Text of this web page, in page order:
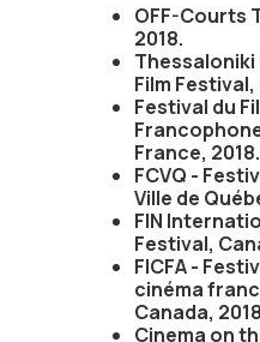
OFF-Courts
2018.
Film
Festival du
France, 2018.
FCVQ -
Ville de
FIN
Festival,
FICFA -
cinéma
Canada,
Cinema on